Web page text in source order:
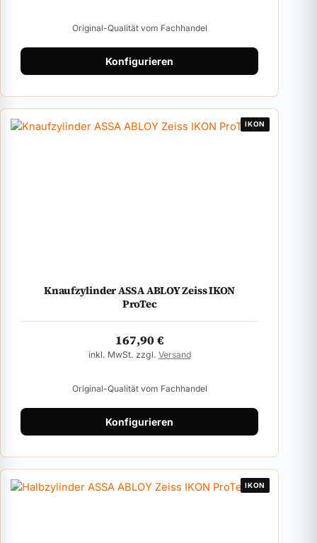
Original-Qualität vom Fachhandel
Konfigurieren
IKON
Knaufzylinder ASSA ABLOY Zeiss IKON
ProTec
167,90€
inkl. MwSt. zzgl. Versand
Original-Qualität vom Fachhandel
Konfigurieren
IKON